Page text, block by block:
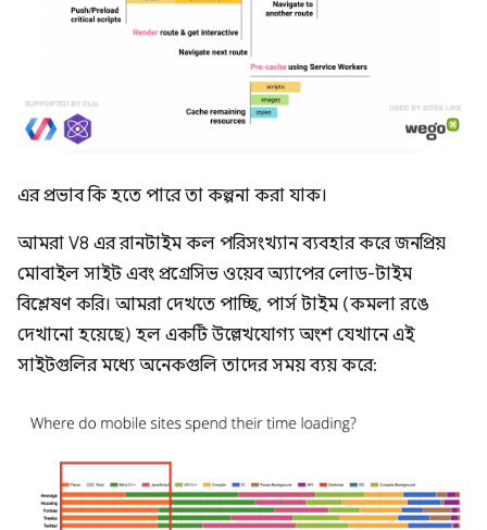
এর প্রভাব কি হতে পারে তা কল্পনা করা যাক।
আমরা V8 এর রানটাইম কল পরিসংখ্যান ব্যবহার করে জনপ্রিয়
মোবাইল সাইট এবং প্রগ্রেসিভ ওয়েব অ্যাপের লোড-টাইম
বিশ্লেষণ করি। আমরা দেখতে পাচ্ছি, পার্স টাইম (কমলা রঙে
দেখানো হয়েছে) হল একটি উল্লেখযোগ্য অংশ যেখানে এই
সাইটগুলির মধ্যে অনেকগুলি তাদের সময় ব্যয় করে: